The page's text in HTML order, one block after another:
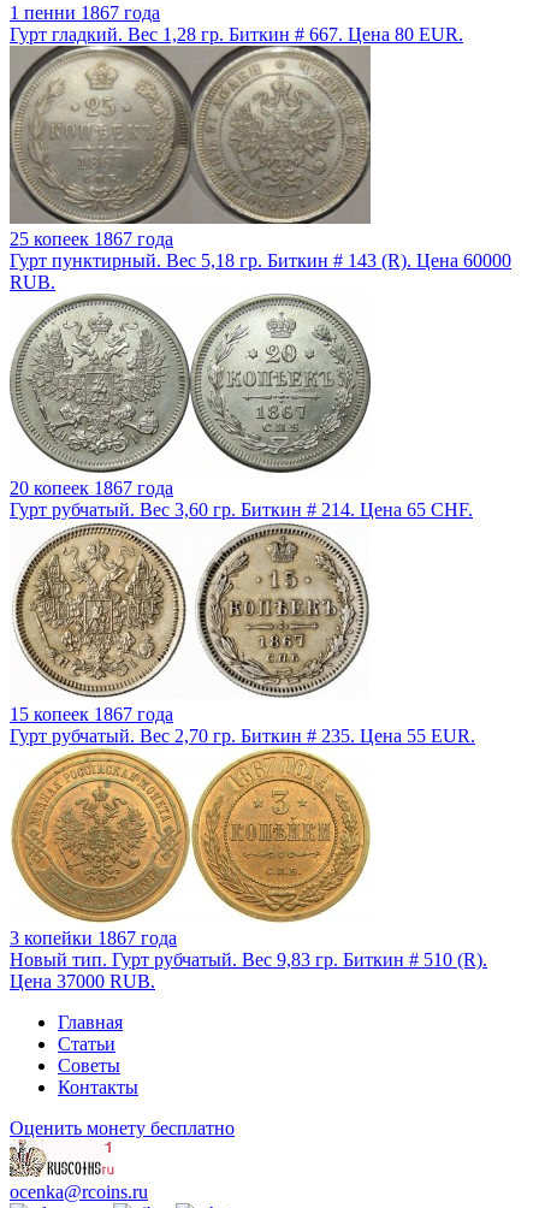
1 пенни 1867 года
Гурт гладкий. Вес 1,28 гр. Биткин # 667. Цена 80 EUR.
25 копеек 1867 года
Гурт пунктирный. Вес 5,18 гр. Биткин # 143 (R). Цена 60000
RUB.
20 копеек 1867 года
Гурт рубчатый. Вес 3,60 гр. Биткин # 214. Цена 65 CHF.
15 копеек 1867 года
Гурт рубчатый. Вес 2,70 гр. Биткин # 235. Цена 55 EUR.
3 копейки 1867 года
Новый тип. Гурт рубчатый. Вес 9,83 гр. Биткин # 510 (R).
Цена 37000 RUB.
Главная
Статьи
Советы
Контакты
Оценить монету бесплатно
ocenka@rcoins.ru